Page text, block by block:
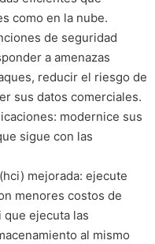
como en la nube.
de seguridad
a amenazas
reducir el riesgo de
sus datos comerciales.
modernice sus
sigue con las
mejorada: ejecute
menores costos de
que ejecuta las
al mismo